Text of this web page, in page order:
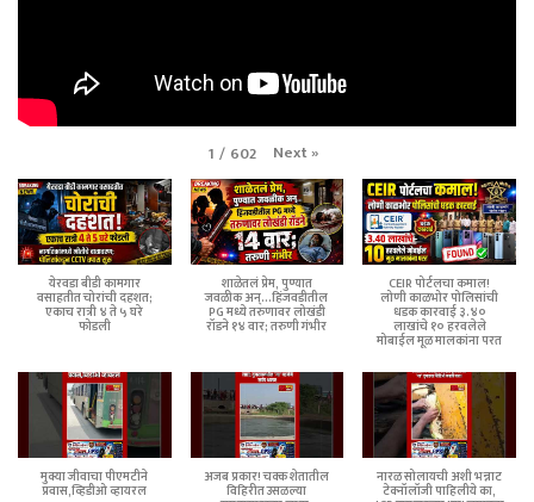
1 / 602 Next»
येरवडा बीडी कामगार
वसाहतीत चोरांची दहशत;
एकाच रात्री ४ ते ५ घरे
फोडली
शाळेतलं प्रेम, पुण्यात
जवळीक अन्...हिंजवडीतील
PG मध्ये तरुणावर लोखंडी
रॉडने १४ वार; तरुणी गंभीर
CEIR पोर्टलचा कमाल!
लोणी काळभोर पोलिसांची
धडक कारवाई ३.४०
लाखांचे १० हरवलेले
मोबाईल मूळ मालकांना परत
मुक्या जीवाचा पीएमटीने
प्रवास,व्हिडीओ व्हायरल
अजब प्रकार! चक्क शेतातील
विहिरीत उसळल्या
नारळ सोलायची अशी भन्नाट
टेक्नॉलॉजी पाहिलीये का,